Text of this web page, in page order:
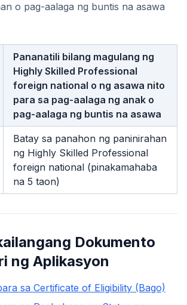
o pag-aalaga ng buntis na asawa
Pananatili bilang magulang ng
Highly Skilled Professional
foreign national o ng asawa nito
para sa pag-aalaga ng anak o
pag-aalaga ng buntis na asawa
Batay sa panahon ng paninirahan
ng Highly Skilled Professional
foreign national (pinakamahaba
na 5 taon)
Dokumento
ng Aplikasyon
sa Certificate of Eligibility (Bago)